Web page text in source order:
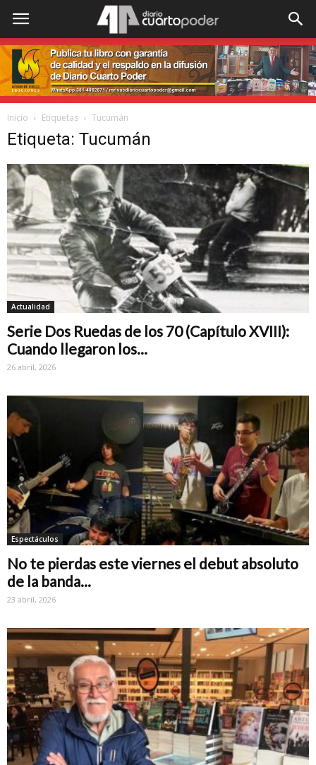
Inicio Etiquetas Tucumán
Etiqueta: Tucumán
Actualidad
Serie Dos Ruedas de los 70 (Capítulo XVIII):
Cuando llegaron los...
26 abril, 2026
Espectáculos
No te pierdas este viernes el debut absoluto
de la banda...
23 abril, 2026